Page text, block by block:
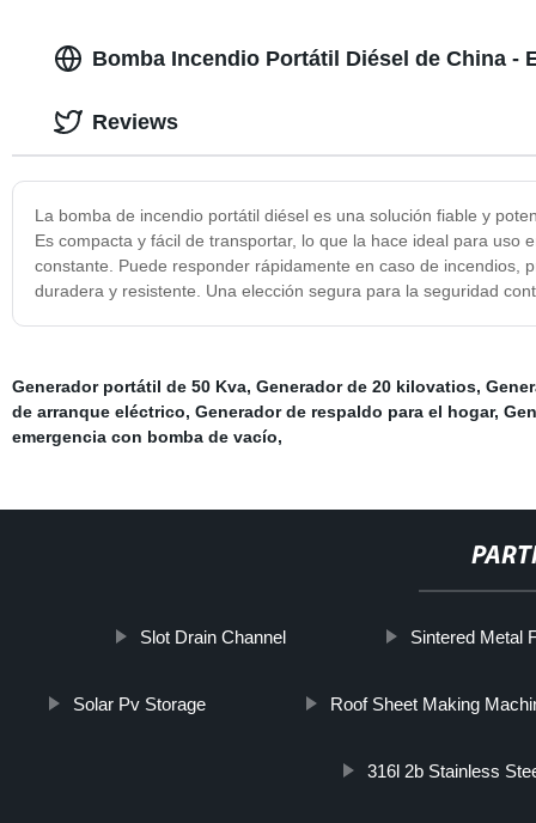
Bomba Incendio Portátil Diésel de China -
La bomba de incendio portátil diésel es una solución fiable y
Es compacta y fácil de transportar, lo que la hace ideal para
constante. Puede responder rápidamente en caso de incendios,
duradera y resistente. Una elección segura para la seguridad
Reviews
Generador portátil de 50 Kva, Generador de 20 kilovatios,
de arranque eléctrico, Generador de respaldo para el hogar,
emergencia con bomba de vacío,
Slot Drain Channel Sintered Metal
Solar Pv Storage Roof Sheet Making
316l 2b Stainless